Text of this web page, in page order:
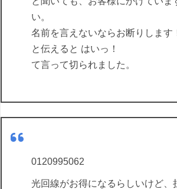
い。
名前を言えないならお断りします
と伝えると はいっ！
て言って切られました。
0120995062
光回線がお得になるらしいけど、